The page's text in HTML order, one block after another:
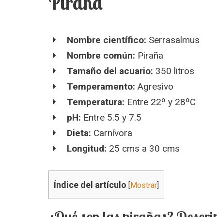
Nombre científico: Serrasalmus
Nombre común: Piraña
Tamaño del acuario: 350 litros
Temperamento: Agresivo
Temperatura: Entre 22º y 28ºC
pH: Entre 5.5 y 7.5
Dieta: Carnívora
Longitud: 25 cms a 30 cms
Índice del artículo [Mostrar]